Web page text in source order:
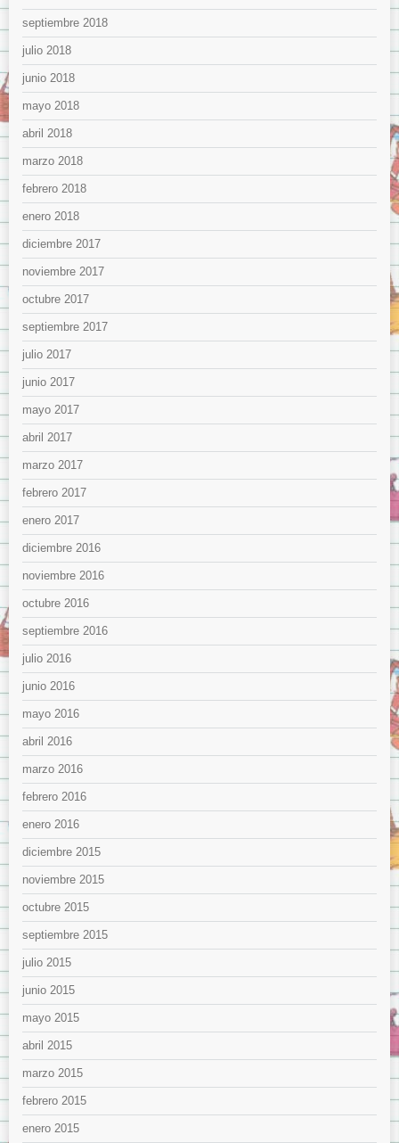
septiembre 2018
julio 2018
junio 2018
mayo 2018
abril 2018
marzo 2018
febrero 2018
enero 2018
diciembre 2017
noviembre 2017
octubre 2017
septiembre 2017
julio 2017
junio 2017
mayo 2017
abril 2017
marzo 2017
febrero 2017
enero 2017
diciembre 2016
noviembre 2016
octubre 2016
septiembre 2016
julio 2016
junio 2016
mayo 2016
abril 2016
marzo 2016
febrero 2016
enero 2016
diciembre 2015
noviembre 2015
octubre 2015
septiembre 2015
julio 2015
junio 2015
mayo 2015
abril 2015
marzo 2015
febrero 2015
enero 2015